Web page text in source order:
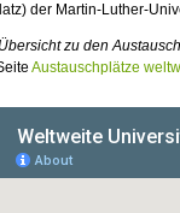
der Martin-Luther-
Übersicht zu den
Austauschplätze